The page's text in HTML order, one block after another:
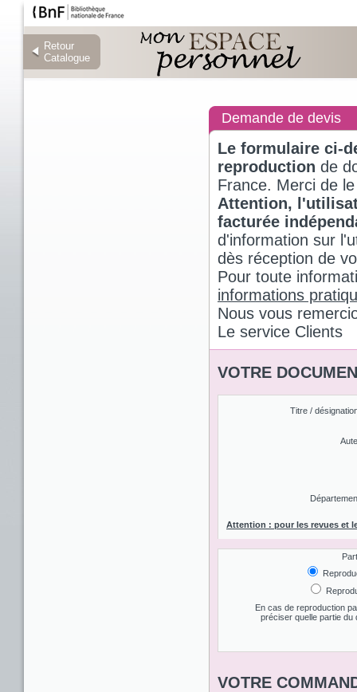
Retour
Catalogue
Retour
Catalogue
Demande de devis
Le formulaire ci-
reproduction de
France. Merci de
Attention,
facturée
d'information sur
dès réception de
Pour toute
informations
Nous vous
Le service Clients
VOTRE
Titre /
Attention : pour les revues et
En cas de reproduction
préciser quelle partie du
VOTRE